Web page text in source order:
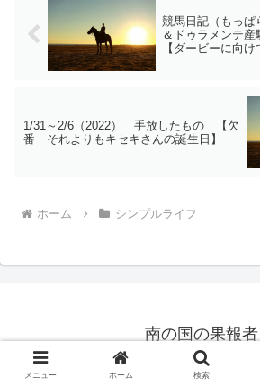
競馬日記（もっぱ
＆ドゥラメンテ
【ダービーに向け
1/31～2/6（2022） 手放したもの 【欠
番 それよりもキセキさんの誕生日】
ホーム シンプルライフ
南の国の果報者
© 2019 南の国の果報
メニュー ホーム 検索